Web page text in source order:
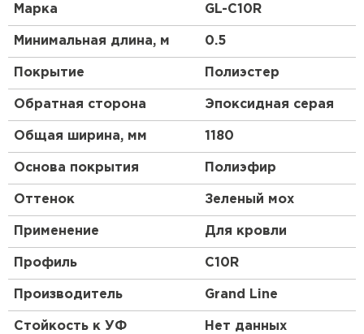
Марка GL-С10R
Минимальная длина, м 0.5
Покрытие Полиэстер
Обратная сторона Эпоксидная серая
Общая ширина, мм 1180
Основа покрытия Полиэфир
Оттенок Зеленый мох
Применение Для кровли
Профиль C10R
Производитель Grand Line
Стойкость к УФ Нет данных